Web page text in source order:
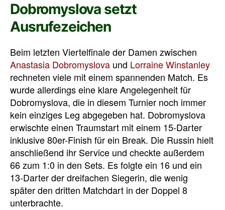
Dobromyslova setzt
Ausrufezeichen
Beim letzten Viertelfinale der Damen zwischen
Anastasia Dobromyslova und Lorraine Winstanley
rechneten viele mit einem spannenden Match. Es
wurde allerdings eine klare Angelegenheit für
Dobromyslova, die in diesem Turnier noch immer
kein einziges Leg abgegeben hat. Dobromyslova
erwischte einen Traumstart mit einem 15-Darter
inklusive 80er-Finish für ein Break. Die Russin hielt
anschließend ihr Service und checkte außerdem
66 zum 1:0 in den Sets. Es folgte ein 16 und ein
13-Darter der dreifachen Siegerin, die wenig
später den dritten Matchdart in der Doppel 8
unterbrachte.